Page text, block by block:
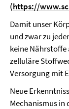
(https://
Damit unser
und zwar zu
keine
zelluläre
Versorgung mit
Neue
Mechanismus in